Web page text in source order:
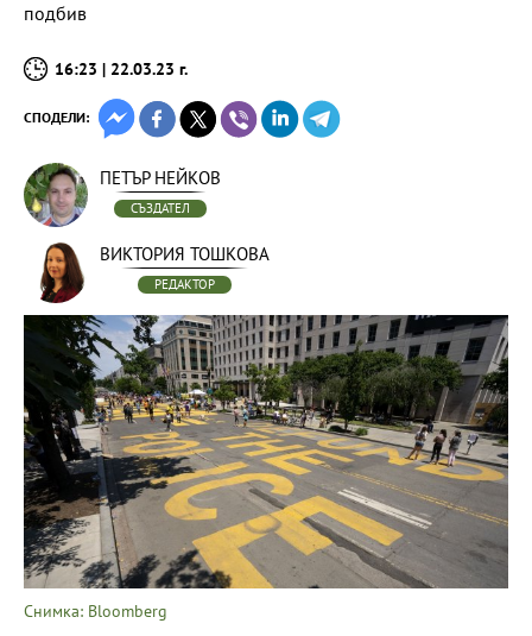
подбив
16:23 | 22.03.23 г.
СПОДЕЛИ:
ПЕТЪР НЕЙКОВ
СЪЗДАТЕЛ
ВИКТОРИЯ ТОШКОВА
РЕДАКТОР
Снимка: Bloomberg